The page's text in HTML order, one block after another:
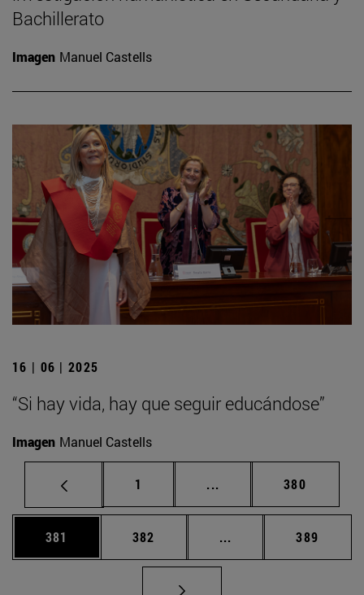
Bachillerato
Imagen Manuel Castells
16 | 06 | 2025
“Si hay vida, hay que seguir educándose”
Imagen Manuel Castells
Página
1 ... Páginas intermedias
Página
380
Página
381 Página
382 ... Páginas intermedias
Página
389